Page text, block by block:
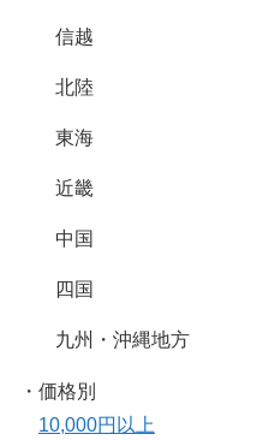
信越
北陸
東海
近畿
中国
四国
九州・沖縄地方
・価格別
10,000円以上